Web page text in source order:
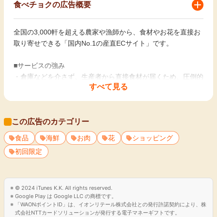
すべて見る
食べチョクの広告概要
全国の3,000軒を超える農家や漁師から、食材やお花を直接お
取り寄せできる「国内No.1の産直ECサイト」です。
■サービスの強み
・倉庫などを介さず、生産者から直接食材が届くため、圧倒的
生産者さんおすすめのレシピを聞くこともできます。
・市場に出回らない珍しい食材や、食べチョクでしか買えない
限定商品も販売
この広告のカテゴリー
食品 海鮮 お肉 花
ショッピング
初回限定
© 2024 iTunes K.K. All rights reserved.
Google Play は Google LLC の商標です。
「WAONポイントID」は、イオンリテール株式会社との発行許諾契約により、株
式会社NTTカードソリューションが発行する電子マネーギフトです。